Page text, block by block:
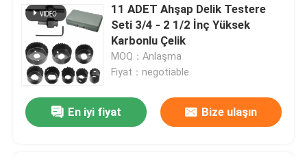
Ürün:% s
Hakkımızda
Fabrika turu
11 ADET Ahşap Delik Testere
Seti 3/4 - 2 1/2 İnç Yüksek
Karbonlu Çelik
MOQ：Anlaşma
Fiyat：negotiable
En iyi fiyat Bize ulaşın